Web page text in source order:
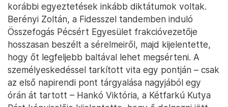
korábbi egyeztetések inkább diktátumok voltak.
Berényi Zoltán, a Fidesszel tandemben induló
Összefogás Pécsért Egyesület frakcióvezetője
hosszasan beszélt a sérelmeiről, majd kijelentette,
hogy őt legfeljebb baltával lehet megsérteni. A
személyeskedéssel tarkított vita egy pontján – csak
az első napirendi pont tárgyalása nagyjából egy
órán át tartott – Hankó Viktória, a Kétfarkú Kutya